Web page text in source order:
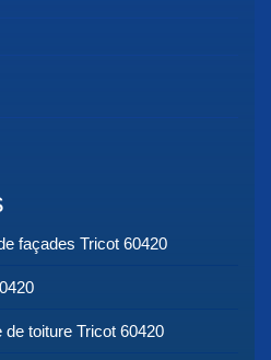
façades Tricot 60420
toiture Tricot 60420